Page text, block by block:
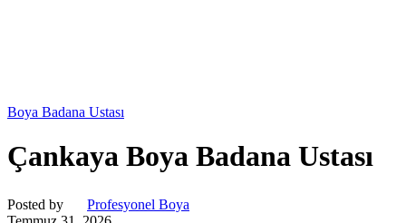
Boya Badana Ustası
Çankaya Boya Badana Ustası
Posted by
Profesyonel Boya